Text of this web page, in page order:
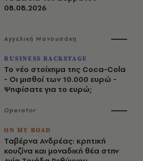
08.08.2026
Αγγελική Μανουσάκη
BUSINESS BACKSTAGE
Το νέο στοίχημα της Coca-Cola
- Οι μισθοί των 10.000 ευρώ -
Ψηφίσατε για το ευρώ;
Operator
ON MY ROAD
Ταβέρνα Ανδρέας: κρητική
κουζίνα και μοναδική θέα στην